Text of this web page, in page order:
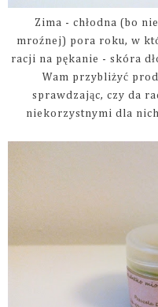
Zima - chłodna (bo
mroźnej) pora roku, w
racji na pękanie - skóra
Wam przybliżyć
sprawdzając, czy da
niekorzystnymi dla